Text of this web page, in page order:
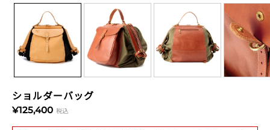
ショルダーバッグ
¥125,400 税込